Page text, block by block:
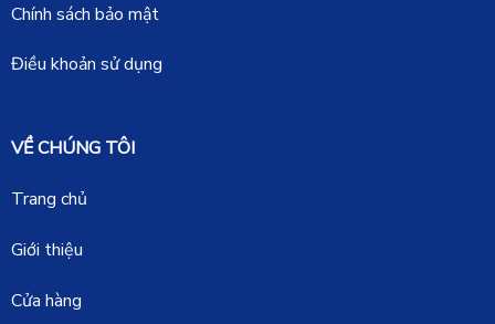
Chính sách bảo mật
Điều khoản sử dụng
VỀ CHÚNG TÔI
Trang chủ
Giới thiệu
Cửa hàng